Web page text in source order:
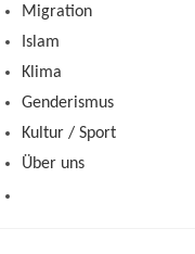
Migration
Islam
Klima
Genderismus
Kultur / Sport
Über uns